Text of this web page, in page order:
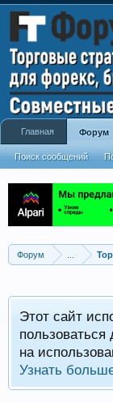
Форум
Этот сайт
на
Узнать
Главная Форум
Поиск сообщений